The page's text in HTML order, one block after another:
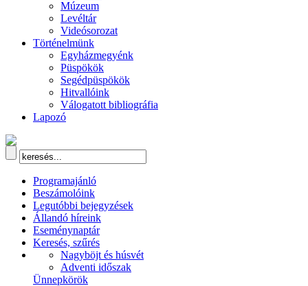
Múzeum
Levéltár
Videósorozat
Történelmünk
Egyházmegyénk
Püspökök
Segédpüspökök
Hitvallóink
Válogatott bibliográfia
Lapozó
Programajánló
Beszámolóink
Legutóbbi bejegyzések
Állandó híreink
Eseménynaptár
Keresés, szűrés
Nagyböjt és húsvét
Adventi időszak
Ünnepkörök